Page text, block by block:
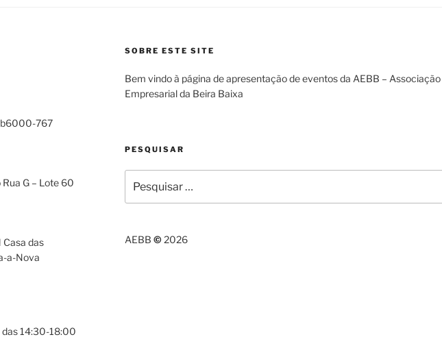
767
G – Lote 60
Casa das
a-Nova
14:30-18:00
SOBRE ESTE SITE
Bem vindo à página de apresentação de eventos da AEBB – Associação
Empresarial da Beira Baixa
PESQUISAR
por:
AEBB © 2026